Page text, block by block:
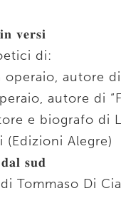
𝐯𝐞𝐫𝐬𝐢
di:
autore di
autore di
e biografo di
(Edizioni Alegre)
𝐬𝐮𝐝
Tommaso Di